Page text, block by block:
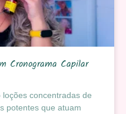
Cronograma Capilar
concentradas de
potentes que atuam